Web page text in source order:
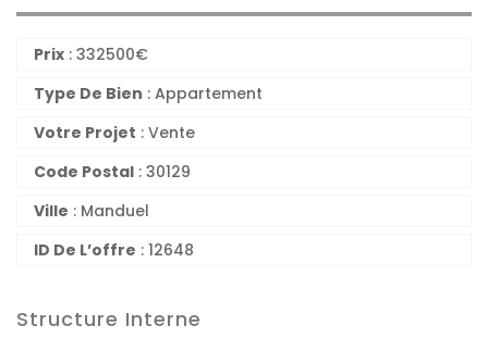
Prix : 332500€
Type De Bien : Appartement
Votre Projet : Vente
Code Postal : 30129
Ville : Manduel
ID De L’offre : 12648
Structure Interne